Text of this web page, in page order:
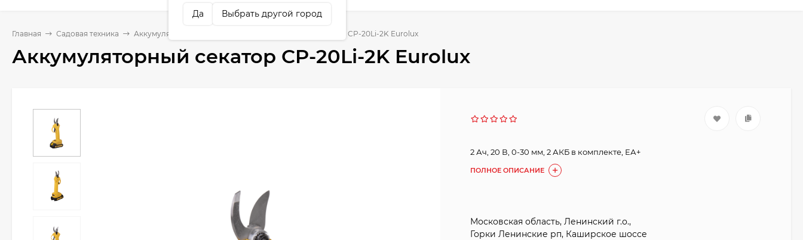
Да Выбрать другой город
Главная Садовая техника Аккумуляторные секаторы Аккумуляторный секатор CP-20Li-2K Eurolux
Аккумуляторный секатор CP-20Li-2K Eurolux
2 Ач, 20 В, 0-30 мм, 2 АКБ в комплекте, ЕА+
ПОЛНОЕ ОПИСАНИЕ
Московская область, Ленинский г.о.,
Горки Ленинские рп, Каширское шоссе